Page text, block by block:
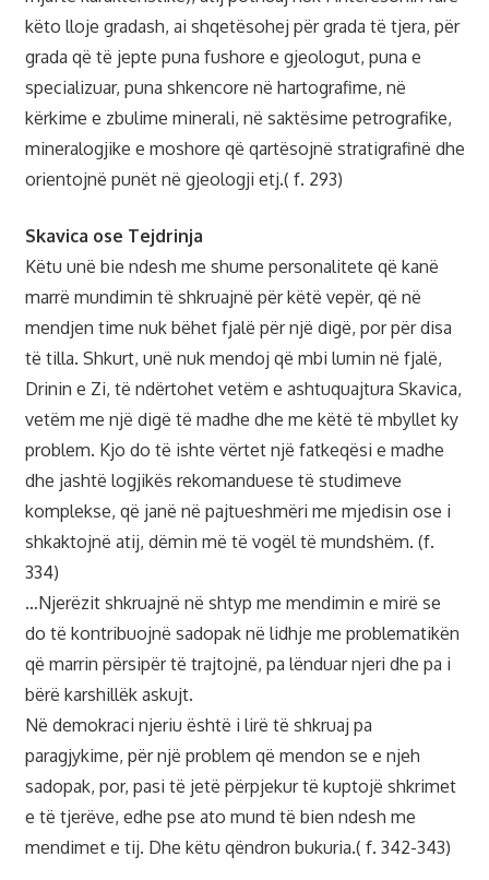
këto lloje gradash, ai shqetësohej për grada të tjera, për
grada që të jepte puna fushore e gjeologut, puna e
specializuar, puna shkencore në hartografime, në
kërkime e zbulime minerali, në saktësime petrografike,
mineralogjike e moshore që qartësojnë stratigrafinë dhe
orientojnë punët në gjeologji etj.( f. 293)
Skavica ose Tejdrinja
Këtu unë bie ndesh me shume personalitete që kanë
marrë mundimin të shkruajnë për këtë vepër, që në
mendjen time nuk bëhet fjalë për një digë, por për disa
të tilla. Shkurt, unë nuk mendoj që mbi lumin në fjalë,
Drinin e Zi, të ndërtohet vetëm e ashtuquajtura Skavica,
vetëm me një digë të madhe dhe me këtë të mbyllet ky
problem. Kjo do të ishte vërtet një fatkeqësi e madhe
dhe jashtë logjikës rekomanduese të studimeve
komplekse, që janë në pajtueshmëri me mjedisin ose i
shkaktojnë atij, dëmin më të vogël të mundshëm. (f.
334)
…Njerëzit shkruajnë në shtyp me mendimin e mirë se
do të kontribuojnë sadopak në lidhje me problematikën
që marrin përsipër të trajtojnë, pa lënduar njeri dhe pa i
bërë karshillëk askujt.
Në demokraci njeriu është i lirë të shkruaj pa
paragjykime, për një problem që mendon se e njeh
sadopak, por, pasi të jetë përpjekur të kuptojë shkrimet
e të tjerëve, edhe pse ato mund të bien ndesh me
mendimet e tij. Dhe këtu qëndron bukuria.( f. 342-343)